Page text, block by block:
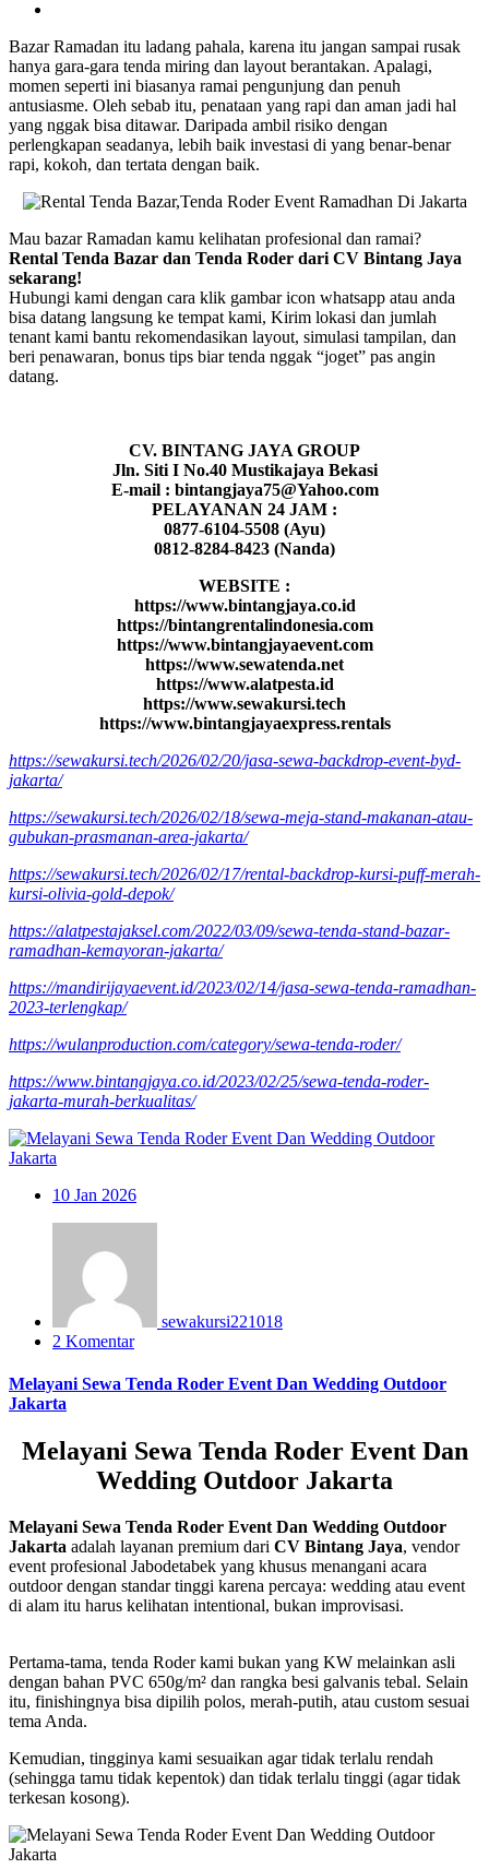
Bazar Ramadan itu ladang pahala, karena itu jangan sampai rusak
hanya gara-gara tenda miring dan layout berantakan. Apalagi,
momen seperti ini biasanya ramai pengunjung dan penuh
antusiasme. Oleh sebab itu, penataan yang rapi dan aman jadi hal
yang nggak bisa ditawar. Daripada ambil risiko dengan
perlengkapan seadanya, lebih baik investasi di yang benar-benar
rapi, kokoh, dan tertata dengan baik.
Mau bazar Ramadan kamu kelihatan profesional dan ramai?
Rental Tenda Bazar dan Tenda Roder dari CV Bintang Jaya
sekarang!
Hubungi kami dengan cara klik gambar icon whatsapp atau anda
bisa datang langsung ke tempat kami, Kirim lokasi dan jumlah
tenant kami bantu rekomendasikan layout, simulasi tampilan, dan
beri penawaran, bonus tips biar tenda nggak “joget” pas angin
datang.
CV. BINTANG JAYA GROUP
Jln. Siti I No.40 Mustikajaya Bekasi
E-mail : bintangjaya75@Yahoo.com
PELAYANAN 24 JAM :
0877-6104-5508 (Ayu)
0812-8284-8423 (Nanda)
WEBSITE :
https://www.bintangjaya.co.id
https://bintangrentalindonesia.com
https://www.bintangjayaevent.com
https://www.sewatenda.net
https://www.alatpesta.id
https://www.sewakursi.tech
https://www.bintangjayaexpress.rentals
https://sewakursi.tech/2026/02/20/jasa-sewa-backdrop-event-byd-
jakarta/
https://sewakursi.tech/2026/02/18/sewa-meja-stand-makanan-atau-
gubukan-prasmanan-area-jakarta/
https://sewakursi.tech/2026/02/17/rental-backdrop-kursi-puff-merah-
kursi-olivia-gold-depok/
https://alatpestajaksel.com/2022/03/09/sewa-tenda-stand-bazar-
ramadhan-kemayoran-jakarta/
https://mandirijayaevent.id/2023/02/14/jasa-sewa-tenda-ramadhan-
2023-terlengkap/
https://wulanproduction.com/category/sewa-tenda-roder/
https://www.bintangjaya.co.id/2023/02/25/sewa-tenda-roder-
jakarta-murah-berkualitas/
10 Jan 2026
sewakursi221018
2 Komentar
Melayani Sewa Tenda Roder Event Dan Wedding Outdoor
Jakarta
Melayani Sewa Tenda Roder Event Dan
Wedding Outdoor Jakarta
Melayani Sewa Tenda Roder Event Dan Wedding Outdoor
Jakarta adalah layanan premium dari CV Bintang Jaya, vendor
event profesional Jabodetabek yang khusus menangani acara
outdoor dengan standar tinggi karena percaya: wedding atau event
di alam itu harus kelihatan intentional, bukan improvisasi.
Pertama-tama, tenda Roder kami bukan yang KW melainkan asli
dengan bahan PVC 650g/m² dan rangka besi galvanis tebal. Selain
itu, finishingnya bisa dipilih polos, merah-putih, atau custom sesuai
tema Anda.
Kemudian, tingginya kami sesuaikan agar tidak terlalu rendah
(sehingga tamu tidak kepentok) dan tidak terlalu tinggi (agar tidak
terkesan kosong).